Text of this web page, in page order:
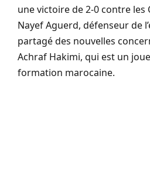
une victoire de 2-0 contre les
Nayef Aguerd, défenseur de
partagé des nouvelles
Achraf Hakimi, qui est un
formation marocaine.